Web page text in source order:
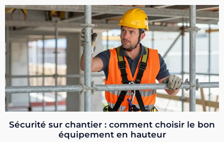
Sécurité sur chantier : comment choisir le bon
équipement en hauteur